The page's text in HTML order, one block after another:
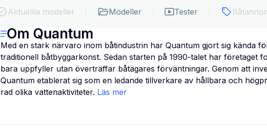
Aktuellla modeller Modeller Tester
Om Quantum
Med en stark närvaro inom båtindustrin har Quantum gjort sig kända
traditionell båtbyggarkonst. Sedan starten på 1990-talet har företaget
bara uppfyller utan överträffar båtägares förväntningar. Genom att
Quantum etablerat sig som en ledande tillverkare av hållbara och
rad olika vattenaktiviteter. Läs mer